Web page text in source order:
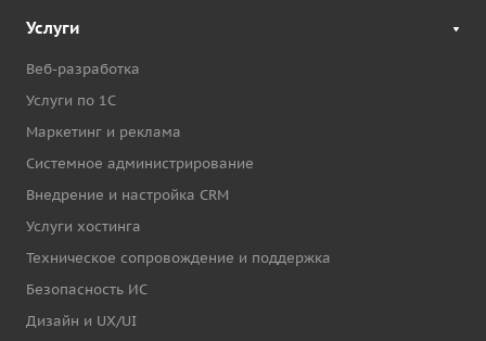
Услуги
Веб-разработка
Услуги по 1С
Маркетинг и реклама
Системное администрирование
Внедрение и настройка CRM
Услуги хостинга
Техническое сопровождение и поддержка
Безопасность ИС
Дизайн и UX/UI